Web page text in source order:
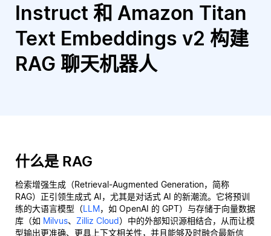
Instruct 和 Amazon Titan
Text Embeddings v2 构建
RAG 聊天机器人
什么是 RAG
检索增强生成（Retrieval-Augmented Generation，简称
RAG）正引领生成式 AI，尤其是对话式 AI 的新潮流。它将预训
练的大语言模型（LLM，如 OpenAI 的 GPT）与存储于向量数据
库（如 Milvus、 Zilliz Cloud）中的外部知识源相结合，从而让模
型输出更准确、更具上下文相关性，并且能够及时融合最新信